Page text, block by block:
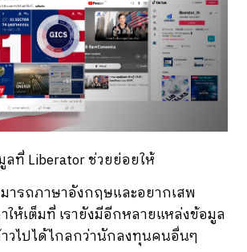
ที่ Liberator ช่วยย่อยให้
ารถภาษาอังกฤษและอยากเสพ
ห้เต็มที่ เรายังมีอีกหลายแหล่งข้อมูล
วไปได้ไกลกว่านักลงทุนคนอื่นๆ